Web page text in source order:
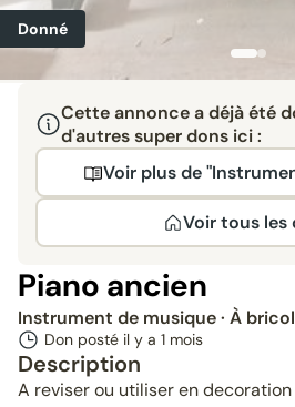
Donné
Cette annonce a déjà été
d'autres super dons ici :
Voir plus de
Voir tous les
Piano ancien
Instrument de musique· À
Don posté il y a 1 mois
Description
A reviser ou utiliser en decoration